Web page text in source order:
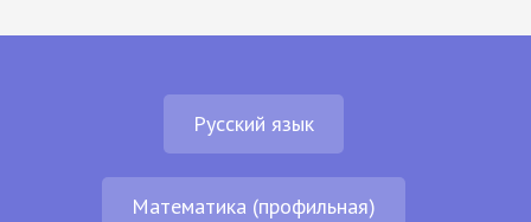
Русский язык
Математика (профильная)